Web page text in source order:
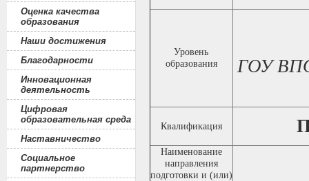
Оценка качества
образования
Наши достижения
Благодарности
Инновационная
деятельность
Цифровая
образовательная среда
Наставничество
Социальное
партнерство
Уровень
образования
ГОУ ВПО
Квалификация
Наименование
направления
подготовки и (или)